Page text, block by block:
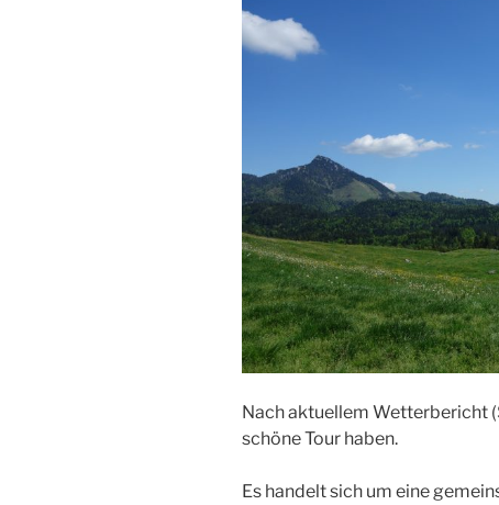
Nach aktuellem Wetterbericht
schöne Tour haben.
Es handelt sich um eine